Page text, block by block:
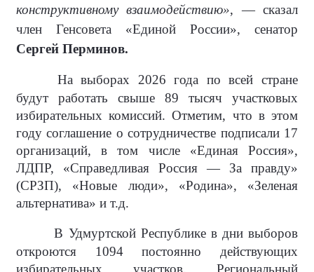
конструктивному взаимодействию», — сказал
член Генсовета «Единой России», сенатор
Сергей Перминов.
На выборах 2026 года по всей стране
будут работать свыше 89 тысяч участковых
избирательных комиссий. Отметим, что в этом
году соглашение о сотрудничестве подписали 17
организаций, в том числе «Единая Россия»,
ЛДПР, «Справедливая Россия — За правду»
(СРЗП), «Новые люди», «Родина», «Зеленая
альтернатива» и т.д.
В Удмуртской Республике в дни выборов
откроются 1094 постоянно действующих
избирательных участков. Региональный